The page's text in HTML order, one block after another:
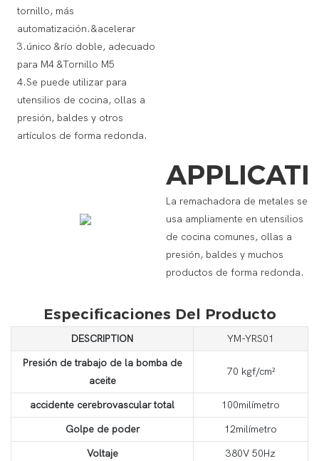
tornillo, más
automatización.&acelerar
3.único &río doble, adecuado
para M4 &Tornillo M5
4.Se puede utilizar para
utensilios de cocina, ollas a
presión, baldes y otros
artículos de forma redonda.
La remachadora de metales se
usa ampliamente en utensilios
de cocina comunes, ollas a
presión, baldes y muchos
productos de forma redonda.
Especificaciones Del Producto
DESCRIPTION
YM-YRS01
Presión de trabajo de la bomba de
aceite
70 kgf/cm²
accidente cerebrovascular total
100milímetro
Golpe de poder
12milímetro
Voltaje
380V 50Hz